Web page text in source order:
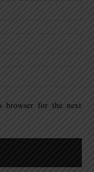
browser for the next